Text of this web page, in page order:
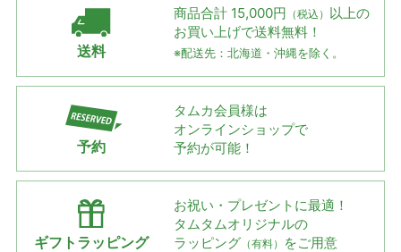
送料
商品合計 15,000円 （税込） 以上の
お買い上げで送料無料！
※配送先：北海道・沖縄を除く。
予約
タムカ会員様は
オンラインショップで
予約が可能！
ギフトラッピング
お祝い・プレゼントに最適！
タムタムオリジナルの
ラッピング （有料） をご用意